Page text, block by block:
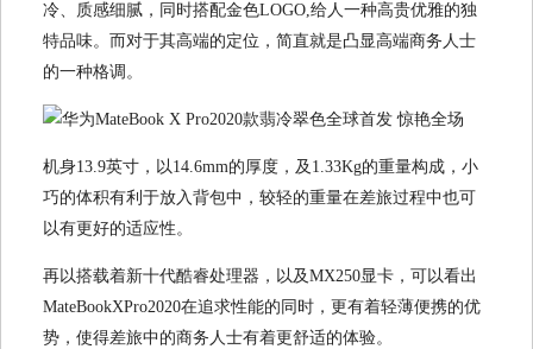
冷、质感细腻，同时搭配金色LOGO,给人一种高贵优雅的独
特品味。而对于其高端的定位，简直就是凸显高端商务人士
的一种格调。
机身13.9英寸，以14.6mm的厚度，及1.33Kg的重量构成，小
巧的体积有利于放入背包中，较轻的重量在差旅过程中也可
以有更好的适应性。
再以搭载着新十代酷睿处理器，以及MX250显卡，可以看出
MateBookXPro2020在追求性能的同时，更有着轻薄便携的优
势，使得差旅中的商务人士有着更舒适的体验。